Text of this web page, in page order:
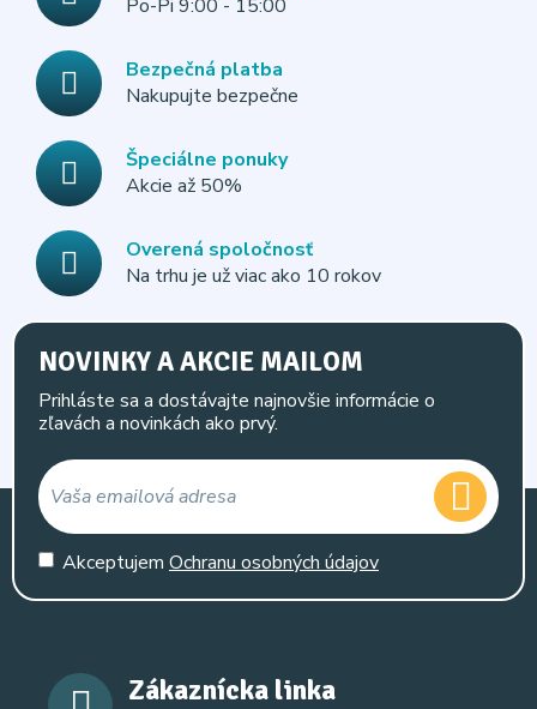
Po-Pi 9:00 - 15:00
Bezpečná platba
Nakupujte bezpečne
Špeciálne ponuky
Akcie až 50%
Overená spoločnosť
Na trhu je už viac ako 10 rokov
NOVINKY A AKCIE MAILOM
Prihláste sa a dostávajte najnovšie informácie o
zľavách a novinkách ako prvý.
Akceptujem Ochranu osobných údajov
Zákaznícka linka